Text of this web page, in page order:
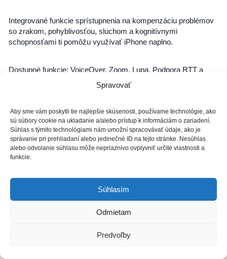
Spravovať
Aby sme vám poskytli tie najlepšie skúsenosti, používame technológie, ako
sú súbory cookie na ukladanie a/alebo prístup k informáciám o zariadení.
Súhlas s týmito technológiami nám umožní spracovávať údaje, ako je
správanie pri prehliadaní alebo jedinečné ID na tejto stránke. Nesúhlas
alebo odvolanie súhlasu môže nepriaznivo ovplyvniť určité vlastnosti a
funkcie.
Súhlasím
Odmietam
Predvoľby
Integrované funkcie sprístupnenia na kompenzáciu problémov
so zrakom, pohyblivosťou, sluchom a kognitívnymi
schopnosťami ti pomôžu využívať iPhone naplno.
Dostupné funkcie: VoiceOver, Zoom, Lupa, Podpora RTT a
TTY, Switch Control, Skryté titulky, AssistiveTouch, Prečítanie
obsahu, Klepnutie na zadnú stranu
SIM karta 2x SIM (nano-SIM + eSIM)
Podpora dvoch eSIM
M3, T4